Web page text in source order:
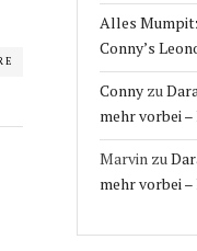
Alles
Conny’s
Connyzu
mehr vorbei
Marvinzu
mehr vorbei